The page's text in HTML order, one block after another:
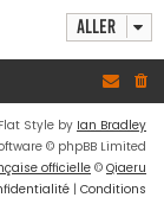
Aller
Flat Style by Ian Bradley
© phpBB Limited
officielle© Qiaeru
| Conditions